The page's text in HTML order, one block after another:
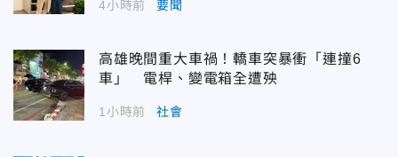
4小時前 要聞
高雄晚間重大車禍！轎車突暴衝「連撞6
車」 電桿、變電箱全遭殃
1小時前 社會